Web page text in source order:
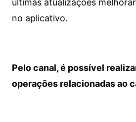
últimas atualizações
no aplicativo.
Pelo canal, é possível
operações relacionadas ao